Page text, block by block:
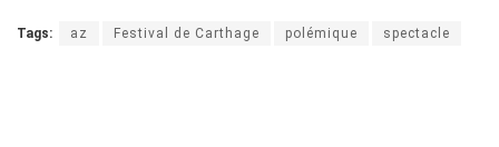
Tags: az Festival de Carthage polémique spectacle